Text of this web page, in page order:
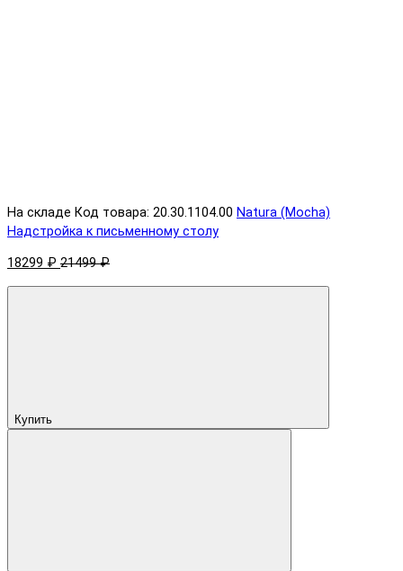
На складе Код товара: 20.30.1104.00 Natura (Mocha)
Надстройка к письменному столу
18299 ₽ 21499 ₽
Купить